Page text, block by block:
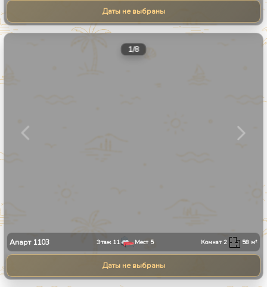
Даты не выбраны
1/8
Апарт 1103 Этаж 11 Мест 5 Комнат2 58 м²
Даты не выбраны